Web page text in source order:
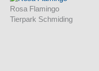
Rosa Flamingo
Tierpark Schmiding